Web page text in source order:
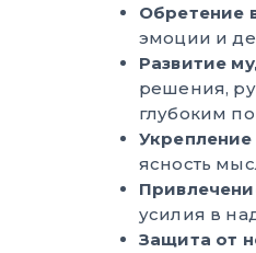
Обретение
эмоции и
Развитие
решения,
глубоким
ясность
усилия в
Защита от